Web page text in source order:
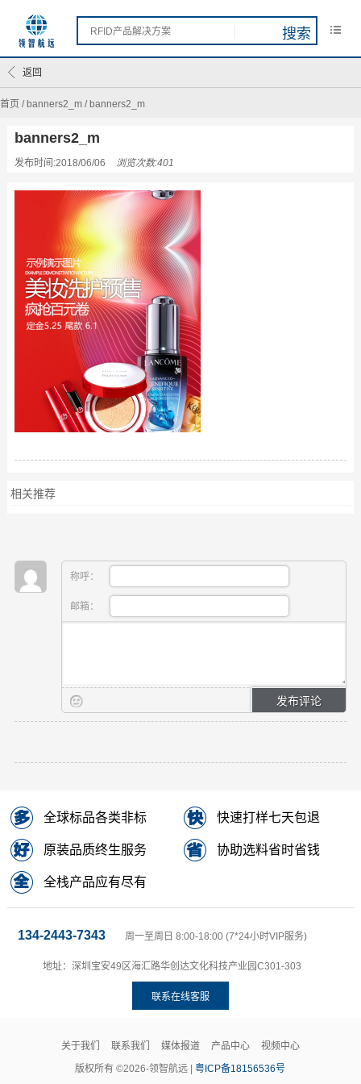
首页 / banners2_m / banners2_m
返回
banners2_m
发布时间:2018/06/06 浏览次数:401
相关推荐
称呼：
邮箱：
全球标品各类非标 快速打样七天包退
原装品质终生服务 协助选料省时省钱
全栈产品应有尽有
134-2443-7343 周一至周日 8:00-18:00 (7*24小时VIP服务)
地址：深圳宝安49区海汇路华创达文化科技产业园C301-303
联系在线客服
关于我们 联系我们 媒体报道 产品中心
视频中心
版权所有 ©2026-领智航远 |粤ICP备18156536号